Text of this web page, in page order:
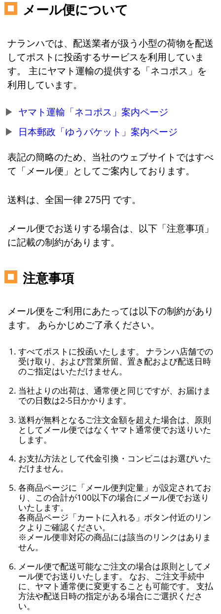
メール便について
ナランハでは、配送業者が扱う小型の荷物を配送
してポストに投函するサービスを利用していま
す。 主にヤマト運輸の提供する「ネコポス」を
利用しています。
ヤマト運輸「ネコポス」案内ページ
日本郵政「ゆうパケット」案内ページ
表記の簡略のため、当社のウェブサイトではすべ
て「メール便」としてご案内しております。
送料は、全国一律 275円 です。
メール便でお送りする場合は、以下「注意事項」
に記載の制約があります。
注意事項
メール便をご利用にあたっては以下の制約があり
ます。 あらかじめご了承ください。
すべてポストに投函いたします。 ナランハ店舗での
受け取り、および営業所留、置き配および配送日時
のご指定はいただけません。
当社よりの出荷は、通常便と同じですが、お届けま
での日数は2-5日かかります。
送料が無料となるご注文金額を超えた場合は、原則
としてメール便ではなくヤマト通常便でお送りいた
します。
お支払方法として代金引換・コンビニはお選びいた
だけません。
各商品ページに「メール便判定量」が設定されてお
り、この合計が100以下の場合にメール便でお送り
いたします。
各商品ページ「カートに入れる」ボタン付近のリン
クよりご確認ください。
※メール便非対応の商品には該当のリンクはありま
せん。
メール便で配送可能なご注文の場合は原則としてメ
ール便でお送りいたします。 なお、ご注文手続中
に、ヤマト通常便に変更することも可能です。 支払
方法や配送日時の指定がある場合にご選択くださ
い。